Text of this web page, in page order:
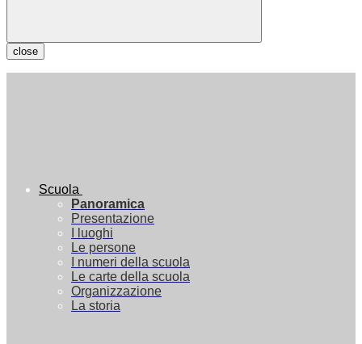
close
Scuola
Panoramica
Presentazione
I luoghi
Le persone
I numeri della scuola
Le carte della scuola
Organizzazione
La storia